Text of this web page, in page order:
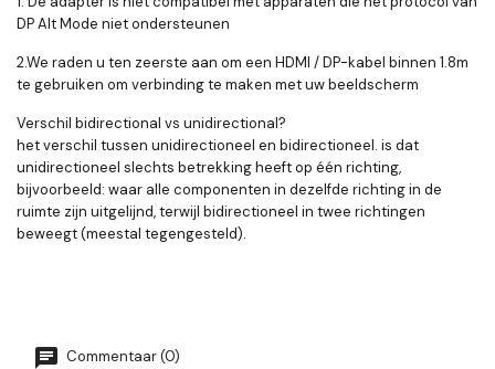
DP Alt Mode niet ondersteunen
2.We raden u ten zeerste aan om een ​​HDMI / DP-kabel binnen 1.8m
te gebruiken om verbinding te maken met uw beeldscherm
Verschil bidirectional vs unidirectional?
het verschil tussen unidirectioneel en bidirectioneel. is dat
unidirectioneel slechts betrekking heeft op één richting,
bijvoorbeeld: waar alle componenten in dezelfde richting in de
ruimte zijn uitgelijnd, terwijl bidirectioneel in twee richtingen
beweegt (meestal tegengesteld).
Commentaar (0)